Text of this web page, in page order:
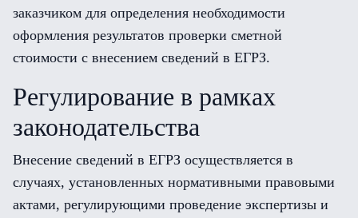
заказчиком для определения необходимости
оформления результатов проверки сметной
стоимости с внесением сведений в ЕГРЗ.
Регулирование в рамках
законодательства
Внесение сведений в ЕГРЗ осуществляется в
случаях, установленных нормативными правовыми
актами, регулирующими проведение экспертизы и